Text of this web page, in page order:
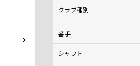
クラブ種別
番手
シャフト